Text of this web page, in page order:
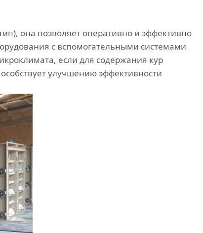
она позволяет оперативно и эффективно
с вспомогательными системами
если для содержания кур
улучшению эффективности